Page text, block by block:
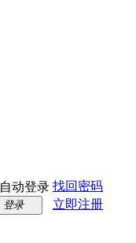
自动登录 找回密码
登录
立即注册